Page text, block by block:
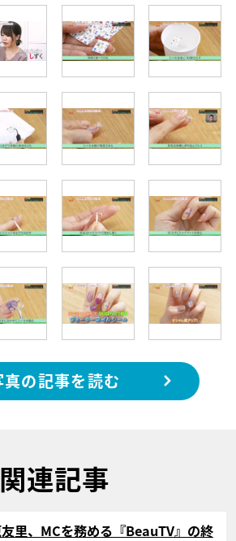
真の記事を読む
関連記事
ル
里、MCを務める『BeauTV』の終